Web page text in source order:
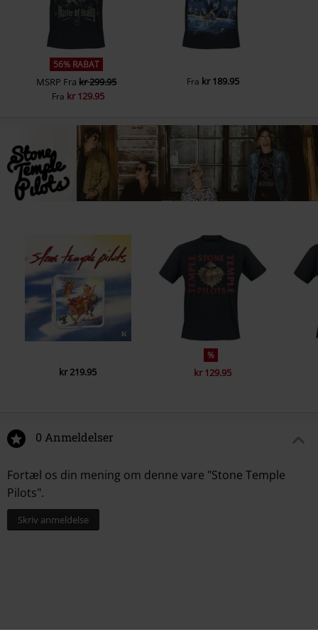
56% RABAT
MSRP Frakr 299.95
Fra kr 129.95
Fra kr 189.95
kr 219.95
%
kr 129.95
0 Anmeldelser
Fortæl os din mening om denne vare "Stone Temple
Pilots".
Skriv anmeldelse